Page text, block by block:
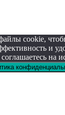
cookie,
и
на